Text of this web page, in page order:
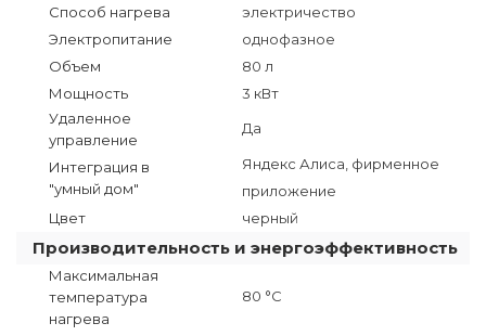
Способ нагрева
электричество
Электропитание
однофазное
Объем
80 л
Мощность
3 кВт
Удаленное
управление
Да
Интеграция в
"умный дом"
Яндекс Алиса, фирменное
приложение
Цвет
черный
Производительность и энергоэффективность
Максимальная
температура
нагрева
80 °C